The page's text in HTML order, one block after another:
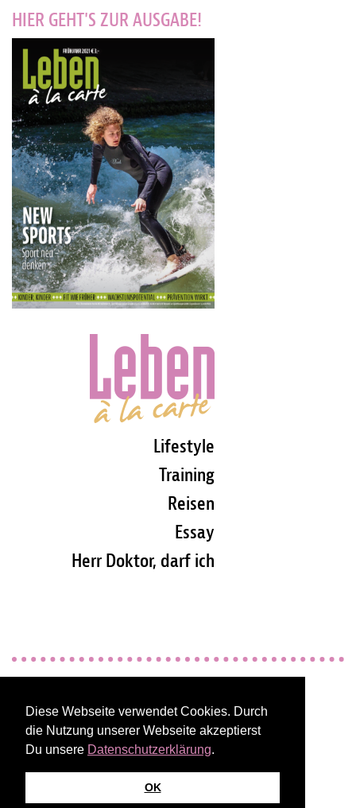
Diese Webseite verwendet Cookies. Durch
die Nutzung unserer Webseite akzeptierst
Du unsere Datenschutzerklärung.
OK
Lifestyle
Training
Reisen
Essay
Herr Doktor, darf ich
HIER GEHT'S ZUR AUSGABE!
Kontakt / Abo bestellen